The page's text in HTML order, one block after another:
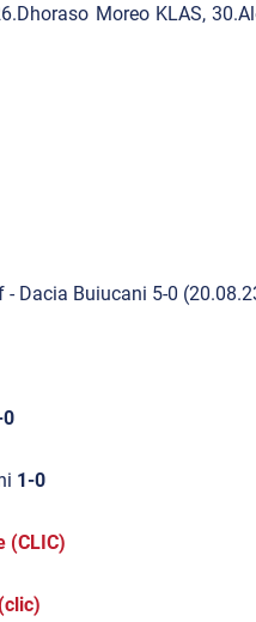
Moreo KLAS,
- Dacia Buiucani 5-0
1-0
(CLIC)